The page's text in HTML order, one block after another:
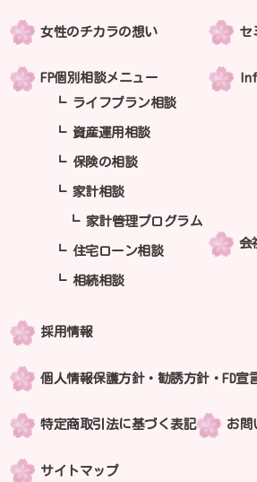
女性のチカラの想い
FP個別相談メニュー
ライフプラン相談
資産運用相談
保険の相談
家計相談
家計管理プログラム
住宅ローン相談
相続相談
セ
会
採用情報
個人情報保護方針・勧誘方針・FD宣
特定商取引法に基づく表記 お問
サイトマップ